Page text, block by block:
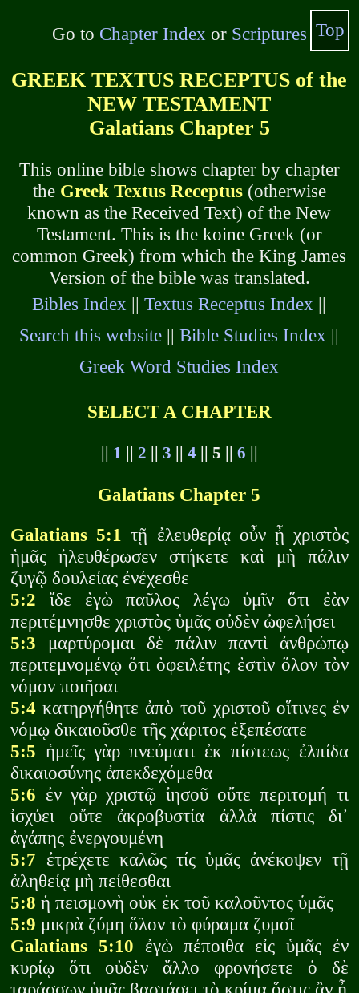
Go to Chapter Index or Scriptures
GREEK TEXTUS RECEPTUS of the
NEW TESTAMENT
Galatians Chapter 5
This online bible shows chapter by chapter
the Greek Textus Receptus(otherwise
known as the Received Text) of the New
Testament. This is the koine Greek (or
common Greek) from which the King James
Version of the bible was translated.
Bibles Index ||Textus Receptus Index ||
Search this website ||Bible Studies Index ||
Greek Word Studies Index
SELECT A CHAPTER
|| 1 || 2 || 3 || 4|| 5 || 6 ||
Galatians Chapter 5
Galatians 5:1 τῇ ἐλευθερίᾳ οὖν ᾖ χριστὸς
ἡμᾶς ἠλευθέρωσεν στήκετε καὶ μὴ πάλιν
ζυγῷ δουλείας ἐνέχεσθε
5:2 ἴδε ἐγὼ παῦλος λέγω ὑμῖν ὅτι ἐὰν
περιτέμνησθε χριστὸς ὑμᾶς οὐδὲν ὠφελήσει
5:3 μαρτύρομαι δὲ πάλιν παντὶ ἀνθρώπῳ
περιτεμνομένῳ ὅτι ὀφειλέτης ἐστὶν ὅλον τὸν
νόμον ποιῆσαι
5:4 κατηργήθητε ἀπὸ τοῦ χριστοῦ οἵτινες ἐν
νόμῳ δικαιοῦσθε τῆς χάριτος ἐξεπέσατε
5:5 ἡμεῖς γὰρ πνεύματι ἐκ πίστεως ἐλπίδα
δικαιοσύνης ἀπεκδεχόμεθα
5:6 ἐν γὰρ χριστῷ ἰησοῦ οὔτε περιτομή τι
ἰσχύει οὔτε ἀκροβυστία ἀλλὰ πίστις δι᾽
ἀγάπης ἐνεργουμένη
5:7 ἐτρέχετε καλῶς τίς ὑμᾶς ἀνέκοψεν τῇ
ἀληθείᾳ μὴ πείθεσθαι
5:8 ἡ πεισμονὴ οὐκ ἐκ τοῦ καλοῦντος ὑμᾶς
5:9 μικρὰ ζύμη ὅλον τὸ φύραμα ζυμοῖ
Galatians 5:10 ἐγὼ πέποιθα εἰς ὑμᾶς ἐν
κυρίῳ ὅτι οὐδὲν ἄλλο φρονήσετε ὁ δὲ
Top